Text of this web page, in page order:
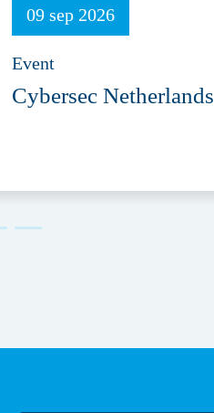
09 sep 2026
Event
Cybersec Netherlands